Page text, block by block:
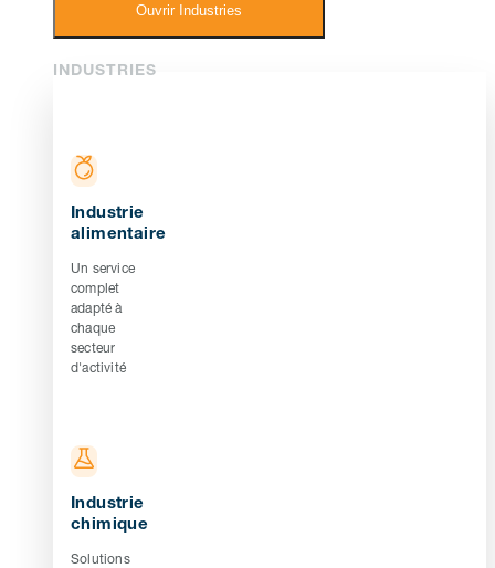
Ouvrir Industries
INDUSTRIES
Industrie
alimentaire
Un service
complet
adapté à
chaque
secteur
d'activité
Industrie
chimique
Solutions